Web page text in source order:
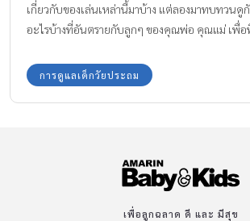
เกี่ยวกับของเล่นเหล่านี้มาบ้าง แต่ลองมาทบทวนดู
อะไรบ้างที่อันตรายกับลูกๆ ของคุณพ่อ คุณแม่ เพื่อ
การดูแลเด็กวัยประถม
เพื่อลูกฉลาด ดี และ มีสุข